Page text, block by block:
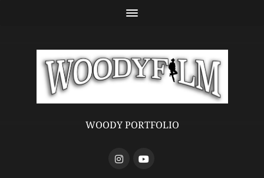
WOODY PORTFOLIO